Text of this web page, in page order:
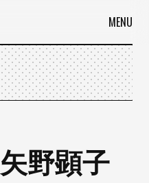
MENU
野顕子